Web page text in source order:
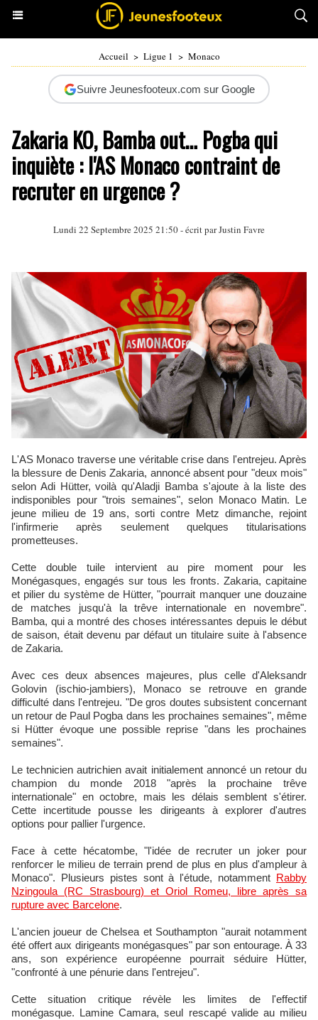
Accueil > Ligue 1 > Monaco
Suivre Jeunesfooteux.com sur Google
Zakaria KO, Bamba out… Pogba qui
inquiète : l'AS Monaco contraint de
recruter en urgence ?
Lundi 22 Septembre 2025 21:50 - écrit parJustin Favre
L'AS Monaco traverse une véritable crise dans l'entrejeu. Après
la blessure de Denis Zakaria, annoncé absent pour "deux mois"
selon Adi Hütter, voilà qu'Aladji Bamba s'ajoute à la liste des
indisponibles pour "trois semaines", selon Monaco Matin. Le
jeune milieu de 19 ans, sorti contre Metz dimanche, rejoint
l'infirmerie après seulement quelques titularisations
prometteuses.
Cette double tuile intervient au pire moment pour les
Monégasques, engagés sur tous les fronts. Zakaria, capitaine
et pilier du système de Hütter, "pourrait manquer une douzaine
de matches jusqu'à la trêve internationale en novembre".
Bamba, qui a montré des choses intéressantes depuis le début
de saison, était devenu par défaut un titulaire suite à l'absence
de Zakaria.
Avec ces deux absences majeures, plus celle d'Aleksandr
Golovin (ischio-jambiers), Monaco se retrouve en grande
difficulté dans l'entrejeu. "De gros doutes subsistent concernant
un retour de Paul Pogba dans les prochaines semaines", même
si Hütter évoque une possible reprise "dans les prochaines
semaines".
Le technicien autrichien avait initialement annoncé un retour du
champion du monde 2018 "après la prochaine trêve
internationale" en octobre, mais les délais semblent s'étirer.
Cette incertitude pousse les dirigeants à explorer d'autres
options pour pallier l'urgence.
Face à cette hécatombe, "l'idée de recruter un joker pour
renforcer le milieu de terrain prend de plus en plus d'ampleur à
Monaco". Plusieurs pistes sont à l'étude, notamment Rabby
Nzingoula (RC Strasbourg) et Oriol Romeu, libre après sa
rupture avec Barcelone.
L'ancien joueur de Chelsea et Southampton "aurait notamment
été offert aux dirigeants monégasques" par son entourage. À 33
ans, son expérience européenne pourrait séduire Hütter,
"confronté à une pénurie dans l'entrejeu".
Cette situation critique révèle les limites de l'effectif
monégasque. Lamine Camara, seul rescapé valide au milieu